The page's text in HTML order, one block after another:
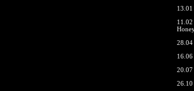
13.01
11.02
28.04
16.06
20.07
26.10